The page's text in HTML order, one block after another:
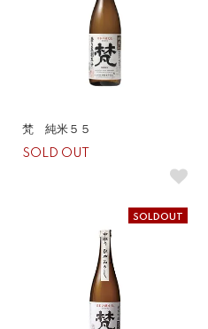
梵 純米５５
SOLD OUT
SOLDOUT